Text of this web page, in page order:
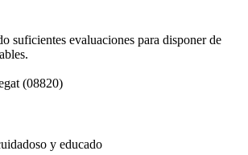
suficientes evaluaciones para disponer de
(08820)
y educado